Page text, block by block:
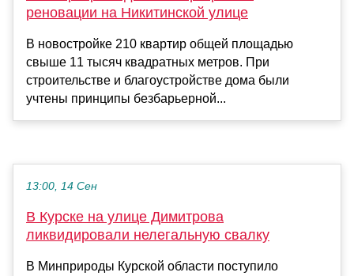
реновации на Никитинской улице
В новостройке 210 квартир общей площадью
свыше 11 тысяч квадратных метров. При
строительстве и благоустройстве дома были
учтены принципы безбарьерной...
13:00, 14 Сен
В Курске на улице Димитрова
ликвидировали нелегальную свалку
В Минприроды Курской области поступило